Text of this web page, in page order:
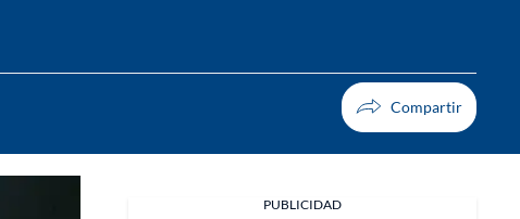
PUBLICIDAD